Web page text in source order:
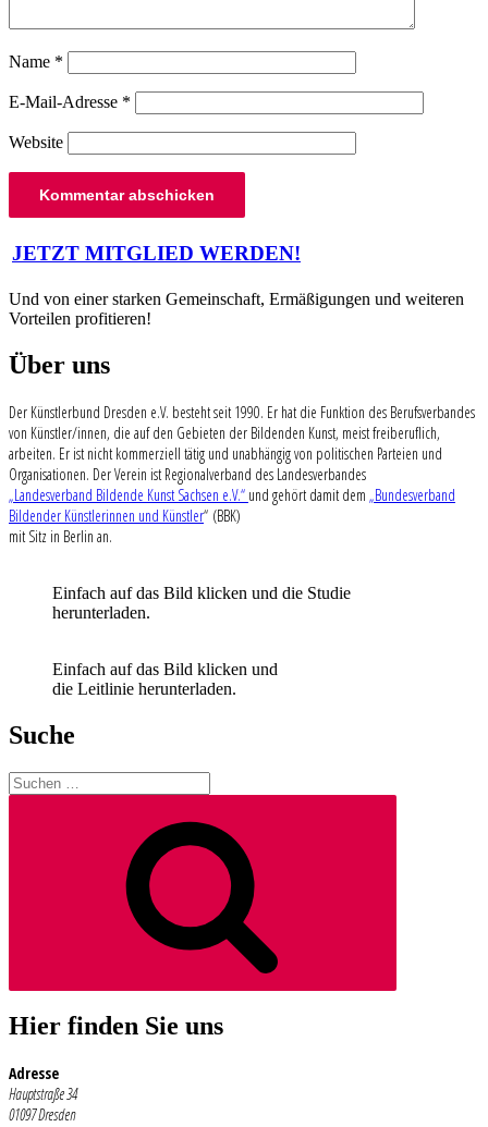
Name *
E-Mail-Adresse *
Website
Beitragsnavigation
JETZT MITGLIED WERDEN!
Und von einer starken Gemeinschaft, Ermäßigungen und weiteren
Vorteilen profitieren!
Über uns
Der Künstlerbund Dresden e.V. besteht seit 1990. Er hat die Funktion des Berufsverbandes
von Künstler/innen, die auf den Gebieten der Bildenden Kunst, meist freiberuflich,
arbeiten. Er ist nicht kommerziell tätig und unabhängig von politischen Parteien und
Organisationen. Der Verein ist Regionalverband des Landesverbandes
„Landesverband Bildende Kunst Sachsen e.V.“ und gehört damit dem „Bundesverband
Bildender Künstlerinnen und Künstler“ (BBK)
mit Sitz in Berlin an.
Einfach auf das Bild klicken und die Studie
herunterladen.
Einfach auf das Bild klicken und
die Leitlinie herunterladen.
Suche
Suchen
nach:
Hier finden Sie uns
Adresse
Hauptstraße 34
01097 Dresden